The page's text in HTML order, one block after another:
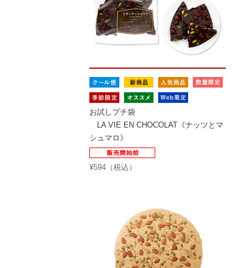
お試しプチ袋
LA VIE EN CHOCOLAT《ナッツとマ
シュマロ》
¥594（税込）